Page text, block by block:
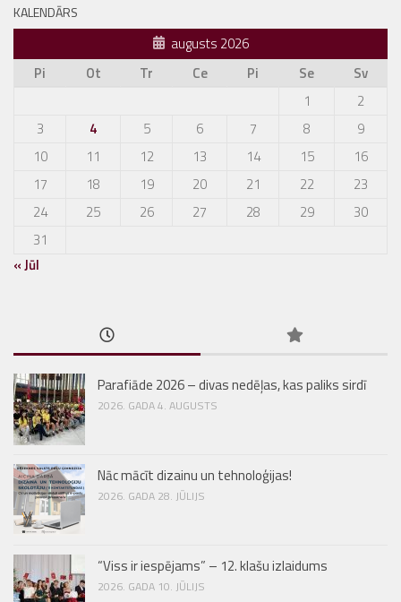
KALENDĀRS
augusts 2026
Pi
Ot Tr Ce Pi Se
Sv
1
2
3
4 5 6 7 8
9
10
11 12 13 14 15
16
17
18 19 20 21 22
23
24
25 26 27 28 29
30
31
« Jūl
Parafiāde 2026 – divas nedēļas, kas paliks sirdī
2026. GADA 4. AUGUSTS
Nāc mācīt dizainu un tehnoloģijas!
2026. GADA 28. JŪLIJS
“Viss ir iespējams” – 12. klašu izlaidums
2026. GADA 10. JŪLIJS